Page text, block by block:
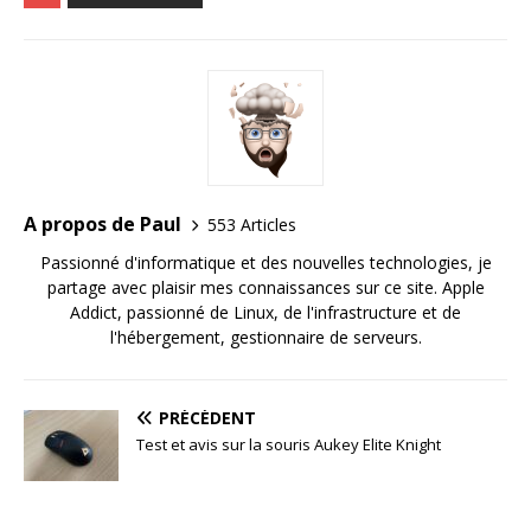
A propos de Paul
553 Articles
Passionné d'informatique et des nouvelles technologies, je
partage avec plaisir mes connaissances sur ce site. Apple
Addict, passionné de Linux, de l'infrastructure et de
l'hébergement, gestionnaire de serveurs.
PRÉCÉDENT
Test et avis sur la souris Aukey Elite Knight